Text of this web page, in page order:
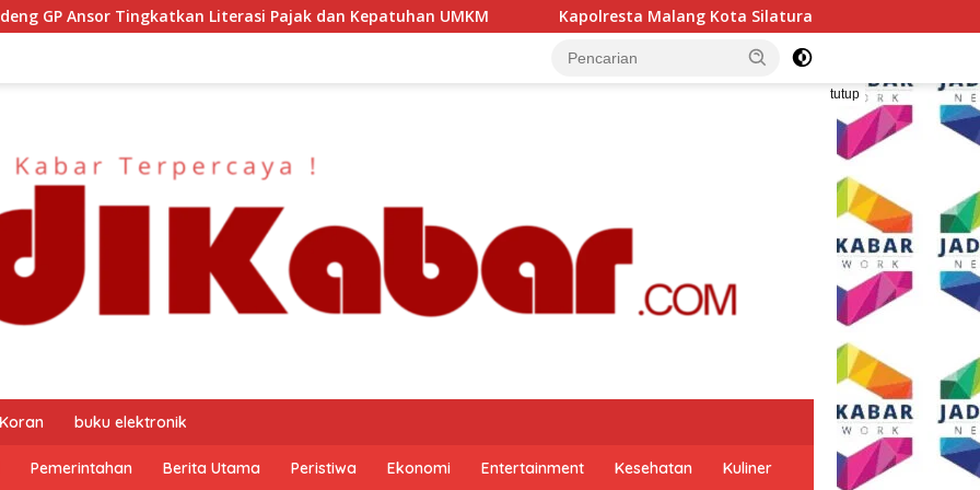
dan Kepatuhan UMKM Kapolresta Malang Kota Silaturahmi ke PCNU, Perkuat Sinergi Ulama dan Polri Jaga
tutup
buku elektronik
Pemerintahan Berita Utama Peristiwa Ekonomi Entertainment Kesehatan Kuliner